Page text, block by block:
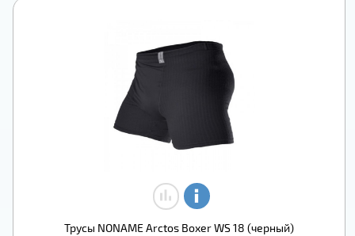
Трусы NONAME Arctos Boxer WS 18 (черный)